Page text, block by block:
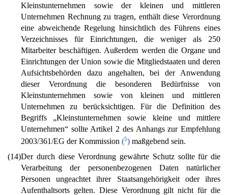
Kleinstunternehmen sowie der kleinen und mittleren
Unternehmen Rechnung zu tragen, enthält diese Verordnung
eine abweichende Regelung hinsichtlich des Führens eines
Verzeichnisses für Einrichtungen, die weniger als 250
Mitarbeiter beschäftigen. Außerdem werden die Organe und
Einrichtungen der Union sowie die Mitgliedstaaten und deren
Aufsichtsbehörden dazu angehalten, bei der Anwendung
dieser Verordnung die besonderen Bedürfnisse von
Kleinstunternehmen sowie von kleinen und mittleren
Unternehmen zu berücksichtigen. Für die Definition des
Begriffs „Kleinstunternehmen sowie kleine und mittlere
Unternehmen“ sollte Artikel 2 des Anhangs zur Empfehlung
2003/361/EG der Kommission (5) maßgebend sein.
(14)Der durch diese Verordnung gewährte Schutz sollte für die
Verarbeitung der personenbezogenen Daten natürlicher
Personen ungeachtet ihrer Staatsangehörigkeit oder ihres
Aufenthaltsorts gelten. Diese Verordnung gilt nicht für die